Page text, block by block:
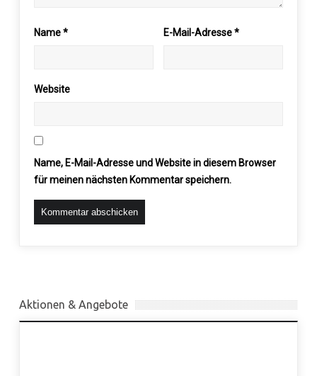
Name* E-Mail-Adresse*
Website
Name, E-Mail-Adresse und Website in diesem Browser
für meinen nächsten Kommentar speichern.
Aktionen & Angebote